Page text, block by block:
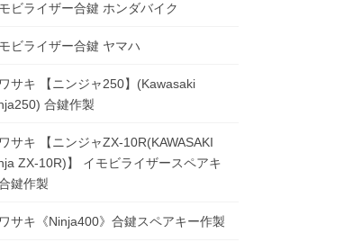
ビライザー合鍵 ホンダバイク
ビライザー合鍵 ヤマハ
サキ 【ニンジャ250】(Kawasaki
合鍵作製
サキ 【ニンジャZX-10R(KAWASAKI
ZX-10R)】 イモビライザースペアキ
鍵作製
サキ《Ninja400》合鍵スペアキー作製